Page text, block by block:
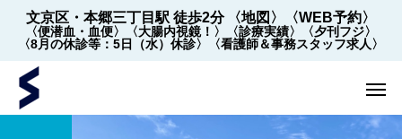
文京区・本郷三丁目駅 徒歩2分 〈地図〉 〈WEB予約〉
〈便潜血・血便〉 〈大腸内視鏡！〉 〈診療実績〉
〈夕刊フジ〉
〈8月の休診等：5日（水）休診〉
〈看護師＆事務スタッフ求人〉